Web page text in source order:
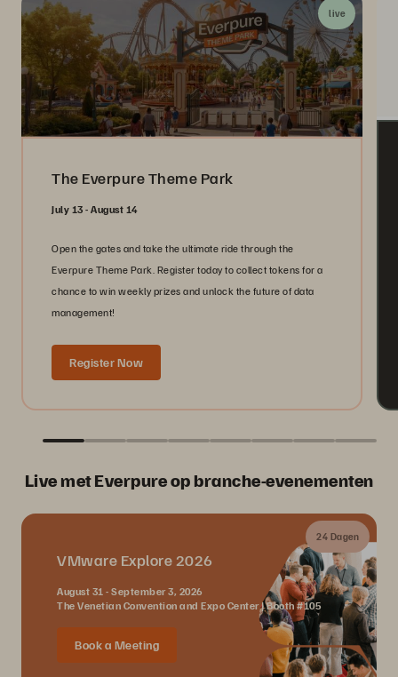
live
The Everpure Theme Park
July 13 - August 14
Open the gates and take the ultimate ride through the
Everpure Theme Park. Register today to collect tokens for a
chance to win weekly prizes and unlock the future of data
management!
Register Now
Live met Everpure op branche-evenementen
24 Dagen
VMware Explore 2026
August 31 - September 3, 2026
The Venetian Convention and Expo Center | Booth #105
Book a Meeting